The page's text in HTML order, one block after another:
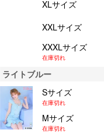
XLサイズ
XXLサイズ
XXXLサイズ
在庫切れ
ライトブルー
Sサイズ
在庫切れ
Mサイズ
在庫切れ